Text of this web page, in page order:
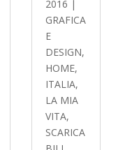
2016 |
GRAFICA
E
DESIGN,
HOME,
ITALIA,
LA MIA
VITA,
SCARICA